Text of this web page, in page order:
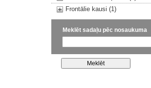
Frontālie kausi (1)
Meklēt sadaļu pēc nosaukuma